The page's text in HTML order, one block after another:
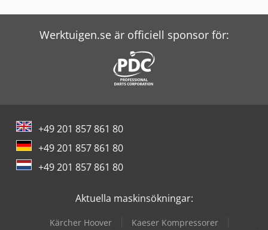
Screen Imagesetter
Vw Tipper
Windmöller & Hölscher Maskiner För Påsar
Witzig & Frank Överföringsmaskiner
Werktuigen.se är officiell sponsor för:
+49 201 857 861 80
+49 201 857 861 80
+49 201 857 861 80
Aktuella maskinsökningar:
Kärcher Hoover
Kaeser Kompressorer